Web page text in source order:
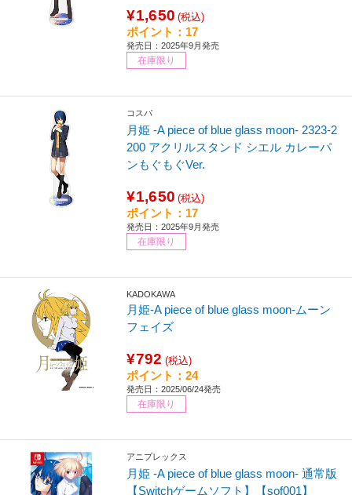
¥1,650 (税込)
ポイント：17
発売日：2025年9月発売
在庫限り
コスパ
月姫 -A piece of blue glass moon- 2323-2
200 アクリルスタンド シエル カレーパ
ンもぐもぐVer.
¥1,650 (税込)
ポイント：17
発売日：2025年9月発売
在庫限り
KADOKAWA
月姫-A piece of blue glass moon-ムーン
フェイズ
¥792 (税込)
ポイント：24
発売日：2025/06/24発売
在庫限り
アニプレックス
月姫 -A piece of blue glass moon- 通常版
【Switchゲームソフト】【sof001】